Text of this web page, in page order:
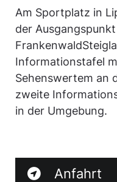
Am Sportplatz in
der
Informationstafel
Sehenswertem an
zweite
in der Umgebung.
Anfahrt